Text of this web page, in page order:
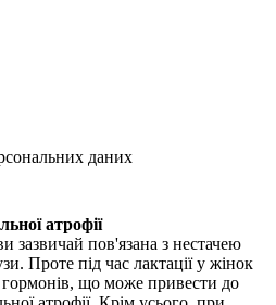
даних
атрофії
зазвичай пов'язана з нестачею
Проте під час лактації у жінок
що може привести до